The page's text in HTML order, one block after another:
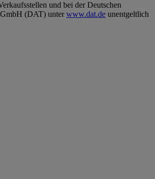
und bei der Deutschen
(DAT) unterwww.dat.de unentgeltlich